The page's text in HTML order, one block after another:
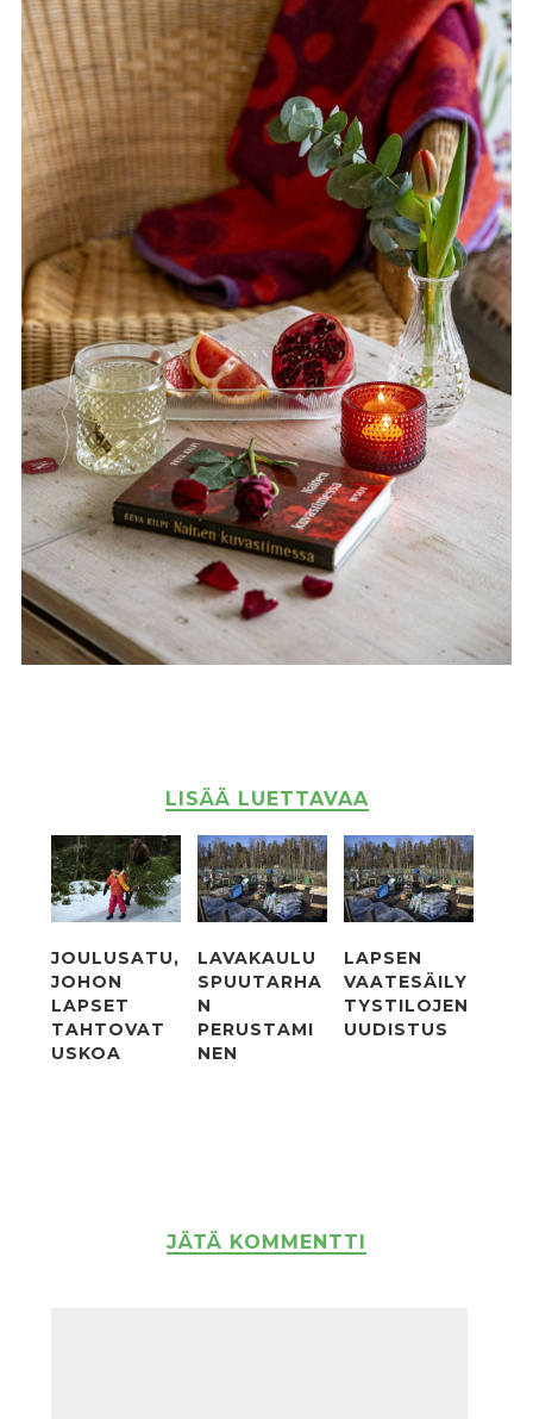
LISÄÄ LUETTAVAA
JOULUSATU,
JOHON
LAPSET
TAHTOVAT
USKOA
LAVAKAULU
SPUUTARHA
N
PERUSTAMI
NEN
LAPSEN
VAATESÄILY
TYSTILOJEN
UUDISTUS
JÄTÄ KOMMENTTI